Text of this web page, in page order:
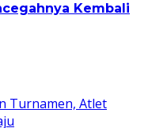
Kembali